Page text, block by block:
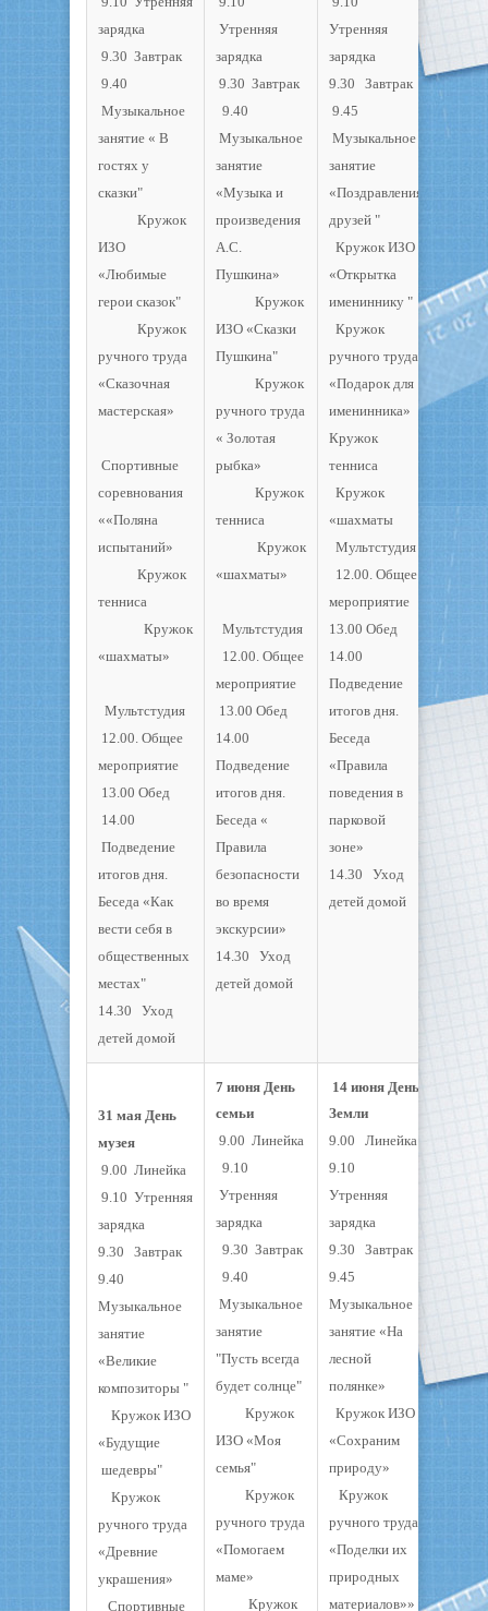
зарядка
9.30 Завтрак
9.40
Музыкальное
занятие « В
гостях у
сказки"
Кружок
ИЗО
«Любимые
герои сказок"
Кружок
ручного труда
«Сказочная
мастерская»
Спортивные
соревнования
««Поляна
испытаний»
Кружок
тенниса
Кружок
«шахматы»
Мультстудия
12.00. Общее
мероприятие
13.00 Обед
14.00
Подведение
итогов дня.
Беседа «Как
вести себя в
общественных
местах"
14.30 Уход
детей домой
Утренняя
зарядка
9.30 Завтрак
9.40
Музыкальное
занятие
«Музыка и
произведения
А.С.
Пушкина»
Кружок
ИЗО «Сказки
Пушкина"
Кружок
ручного труда
« Золотая
рыбка»
Кружок
тенниса
Кружок
«шахматы»
Мультстудия
12.00. Общее
мероприятие
13.00 Обед
14.00
Подведение
итогов дня.
Беседа «
Правила
безопасности
во время
экскурсии»
14.30 Уход
детей домой
Утренняя
зарядка
9.30 Завтрак
9.45
Музыкальное
занятие
«Поздравления
друзей "
Кружок ИЗО
«Открытка
имениннику "
Кружок
ручного труда
«Подарок для
именинника»
Кружок
тенниса
Кружок
«шахматы
Мультстудия
12.00. Общее
мероприятие
13.00 Обед
14.00
Подведение
итогов дня.
Беседа
«Правила
поведения в
парковой
зоне»
14.30 Уход
детей домой
31 мая День
музея
9.00 Линейка
9.10 Утренняя
зарядка
9.30 Завтрак
9.40
Музыкальное
занятие
«Великие
композиторы "
Кружок ИЗО
«Будущие
шедевры"
Кружок
ручного труда
«Древние
украшения»
Спортивные
7 июня День
семьи
9.00 Линейка
9.10
Утренняя
зарядка
9.30 Завтрак
9.40
Музыкальное
занятие
"Пусть всегда
будет солнце"
Кружок
ИЗО «Моя
семья"
Кружок
ручного труда
«Помогаем
маме»
Кружок
14 июня День
Земли
9.00 Линейка
9.10
Утренняя
зарядка
9.30 Завтрак
9.45
Музыкальное
занятие «На
лесной
полянке»
Кружок ИЗО
«Сохраним
природу»
Кружок
ручного труда
«Поделки их
природных
материалов»»